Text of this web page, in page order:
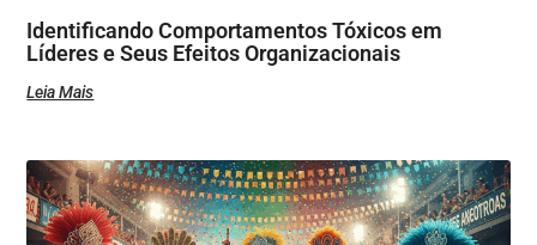
Identificando Comportamentos Tóxicos em
Líderes e Seus Efeitos Organizacionais
Leia Mais